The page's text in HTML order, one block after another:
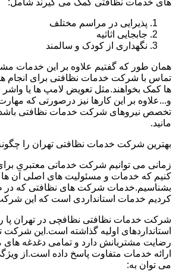
های خدمات نظافتی کمک می گیرند شامل:
پذیرایی در مراسم مختلف
جابجایی اثاثیه
نگهداری از کودک و سالمند
همان طور که گفتیم علاوه بر این خدمات
تماس با شرکت خدمات نظافتی برای انجام
ها کمک بخواهند.مثل تعویض لامپ ها یا واشر
و...علاوه بر این کارها نیز درصورتی که
تخصص نیروهای شرکت خدمات نظافتی
مانید.
بهترین شرکت خدمات نظافتی تهران را چگونه
زمانی می توانیم شرکت خدماتی معتبری
کنیم که خدمات و مسئولیت های اصلی آن
بشناسیم.خدمات شرکت های نظافتی که در
کردیم خدمات استانداردی است که این شرکت
شرکت خدمات نظافتی نظافچی در تهران پا را
استانداردهای اولیه گذاشته است.این شرکت
رضایت مشتریانش دارد و تمامی دغدغه های
ارائه خدمات متفاوت پاسخ داده است.از
می توان به: